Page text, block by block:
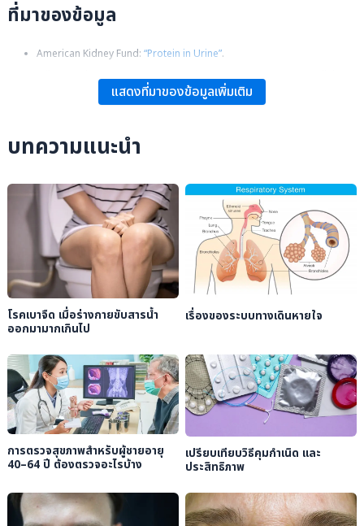
ที่มาของข้อมูล
American Kidney Fund: “Protein in Urine”.
แสดงที่มาของข้อมูลเพิ่มเติม
บทความแนะนำ
โรคเบาจืด เมื่อร่างกายขับสารน้ำ
ออกมามากเกินไป
เรื่องของระบบทางเดินหายใจ
การตรวจสุขภาพสำหรับผู้ชายอายุ
40–64 ปี ต้องตรวจอะไรบ้าง
เปรียบเทียบวิธีคุมกำเนิด และ
ประสิทธิภาพ